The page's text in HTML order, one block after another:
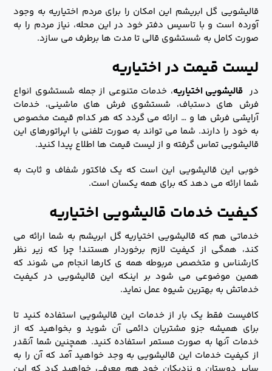
قالیشویی گل ابریشم این امکان را برای مردم اختیاریه به وجود
آورده است و با تاسیس دفتر خود در این محله، نیاز مردم را به
صورت کامل به شستشوی قالی تا مدت ها برطرف می سازد.
لیست قیمت در اختیاریه
در قالیشویی اختیاریه، خدمات متنوعی از جمله شستشوی انواع
فرش های دستباف، شستشوی فرش های ماشینی، خدمات
آرایشی فرش ها و … ارائه می گردد که هر کدام قیمت مخصوص
به خود را دارند. شما می تواند به صورت تلفنی با اپراتورهای این
قالیشویی تماس گرفته و از لیست قیمت ها اطلاع پیدا کنید.
خوبی این قالیشویی این است که یک فاکتور شفاف و ثابت به
شما ارائه می دهد که برای همه یکسان است.
کیفیت خدمات قالیشویی اختیاریه
خدماتی هم که قالیشویی اختیاریه گل ابریشم به شما ارائه می
کند، همگی از کیفیت لازم برخوردار هستند! چرا که زیر نظر
کارشناس و متخصص مربوطه همه ی کارها انجام می شوند که
همین موضوعی می شود بر اینکه این قالیشویی در کیفیت
خدماتش به بهترین شیوه عمل نماید.
کافیست فقط یک بار از خدمات این قالیشویی استفاده کنید تا
برای همیشه جزو مشتریان دائمی آن شوید و بخواهید که از
خدمات آنها به صورت مستمر استفاده کنید. همچنین شما آنقدر
از کیفیت خدمات این قالیشویی به وجد خواهید آمد که آن را به